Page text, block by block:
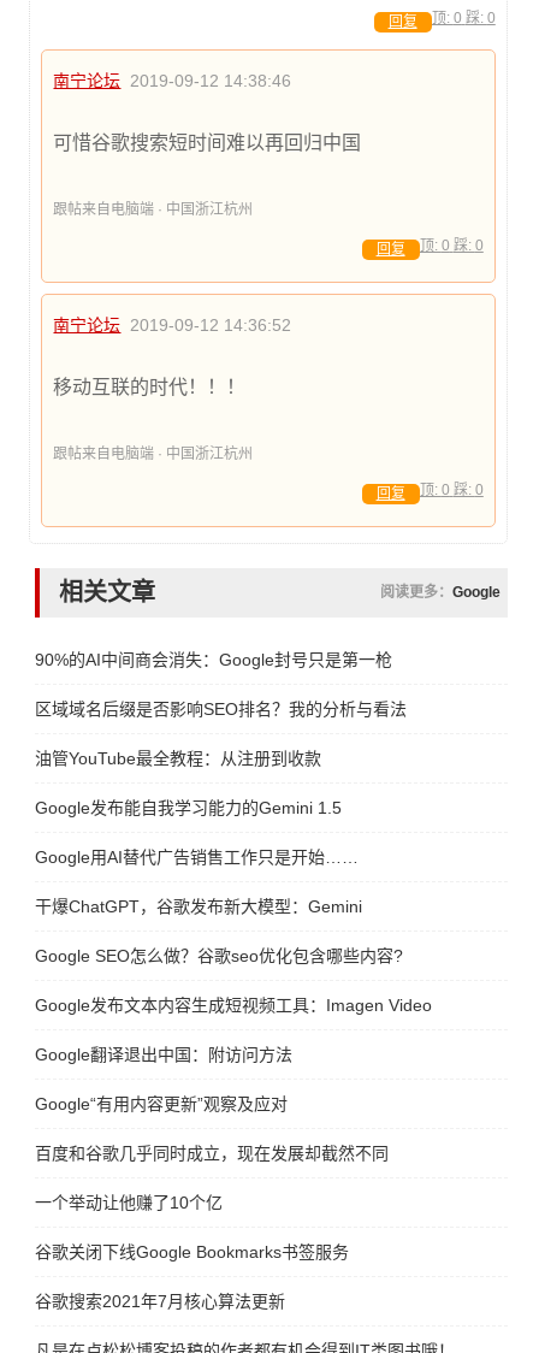
顶: 0 踩: 0
回复
南宁论坛 2019-09-12 14:38:46
可惜谷歌搜索短时间难以再回归中国
跟帖来自电脑端 · 中国浙江杭州
顶: 0 踩: 0
回复
南宁论坛 2019-09-12 14:36:52
移动互联的时代！！！
跟帖来自电脑端 · 中国浙江杭州
顶: 0 踩: 0
回复
相关文章 阅读更多： Google
90%的AI中间商会消失：Google封号只是第一枪
区域域名后缀是否影响SEO排名？我的分析与看法
油管YouTube最全教程：从注册到收款
Google发布能自我学习能力的Gemini 1.5
Google用AI替代广告销售工作只是开始……
干爆ChatGPT，谷歌发布新大模型：Gemini
Google SEO怎么做？谷歌seo优化包含哪些内容?
Google发布文本内容生成短视频工具：Imagen Video
Google翻译退出中国：附访问方法
Google“有用内容更新”观察及应对
百度和谷歌几乎同时成立，现在发展却截然不同
一个举动让他赚了10个亿
谷歌关闭下线Google Bookmarks书签服务
谷歌搜索2021年7月核心算法更新